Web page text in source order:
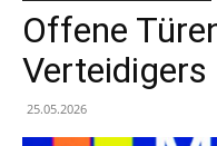
Offene
Verteidigers
25.05.2026